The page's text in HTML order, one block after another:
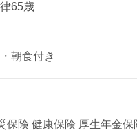
65歳
朝食付き
保険 健康保険 厚生年金保